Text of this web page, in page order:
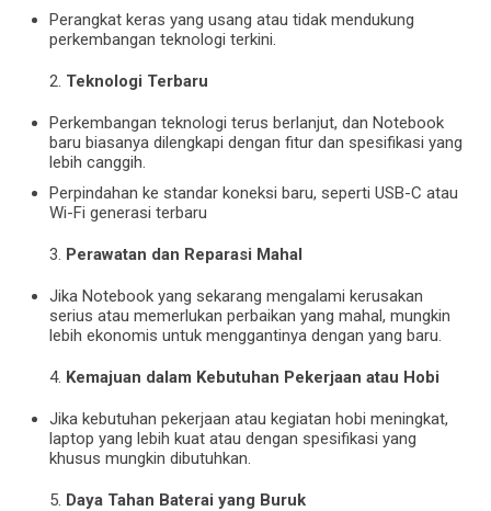
Perangkat keras yang usang atau tidak mendukung
perkembangan teknologi terkini.
Teknologi Terbaru
Perkembangan teknologi terus berlanjut, dan Notebook
baru biasanya dilengkapi dengan fitur dan spesifikasi yang
lebih canggih.
Perpindahan ke standar koneksi baru, seperti USB-C atau
Wi-Fi generasi terbaru
Perawatan dan Reparasi Mahal
Jika Notebook yang sekarang mengalami kerusakan
serius atau memerlukan perbaikan yang mahal, mungkin
lebih ekonomis untuk menggantinya dengan yang baru.
Kemajuan dalam Kebutuhan Pekerjaan atau Hobi
Jika kebutuhan pekerjaan atau kegiatan hobi meningkat,
laptop yang lebih kuat atau dengan spesifikasi yang
khusus mungkin dibutuhkan.
Daya Tahan Baterai yang Buruk